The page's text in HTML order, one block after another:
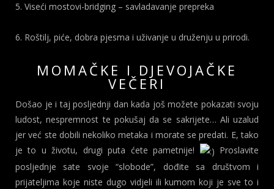
5. Viseći mostovi-bridging – savladavanje prepreka
6. Roštilj, piće, dobra pjesma i uživanje u druženju u prirodi.
MOMAČKE I DJEVOJAČKE
VEČERI
Došao je i taj posljednji dan kada još možete pokazati svoju
ludost, nespremnost te pokušaj da se sakrijete… Ali uzalud
jer već ste dobili nekoliko metaka i morate se predati. E, tako
je to u životu, drugi puta ćete pametnije!
Proslavite
posljednje sate svoje “slobode”, dođite sa društvom i
prijateljima koje niste dugo vidjeli ili kumom koji je sve to i